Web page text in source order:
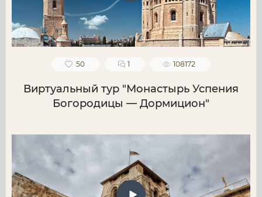
50 1 108172
Виртуальный тур "Монастырь Успения
Богородицы — Дормицион"